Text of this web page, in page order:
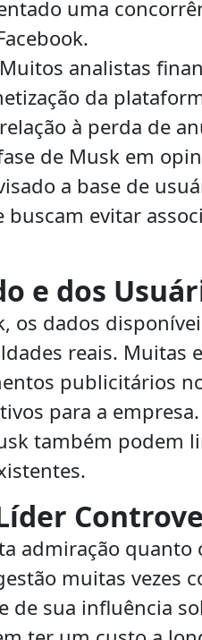
uma
Muitos analistas
da
à perda de
de Musk em
a base de
evitar
e dos
os dados
reais. Muitas
publicitários
para a
também podem
admiração quanto
muitas vezes
de sua influência